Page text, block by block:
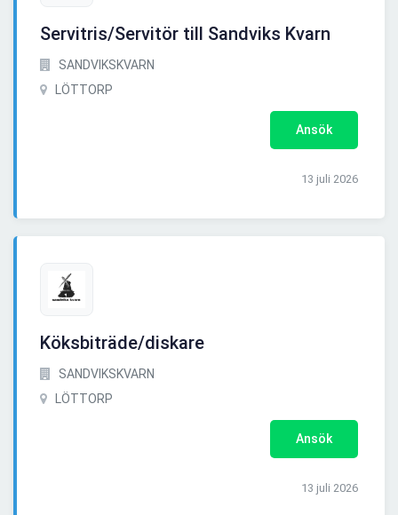
Servitris/Servitör till Sandviks Kvarn
SANDVIKSKVARN
LÖTTORP
Ansök
13 juli 2026
Köksbiträde/diskare
SANDVIKSKVARN
LÖTTORP
Ansök
13 juli 2026